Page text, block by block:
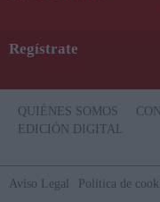
Regístrate
QUIÉNES SOMOS
EDICIÓN DIGITAL
Aviso Legal Politica de